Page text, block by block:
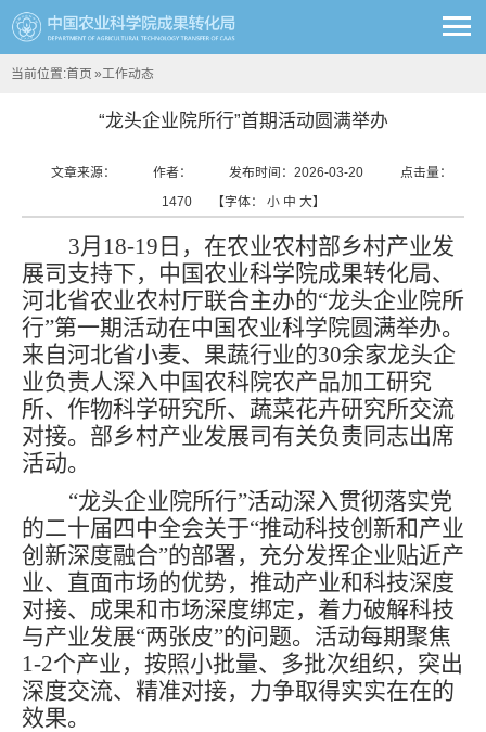
当前位置:首页 »工作动态
“龙头企业院所行”首期活动圆满举办
文章来源： 作者： 发布时间：2026-03-20
点击量：
1470
【字体： 小 中 大】
3月18-19日，在农业农村部乡村产业发
展司支持下，中国农业科学院成果转化局、
河北省农业农村厅联合主办的“龙头企业院所
行”第一期活动在中国农业科学院圆满举办。
来自河北省小麦、果蔬行业的30余家龙头企
业负责人深入中国农科院农产品加工研究
所、作物科学研究所、蔬菜花卉研究所交流
对接。部乡村产业发展司有关负责同志出席
活动。
“龙头企业院所行”活动深入贯彻落实党
的二十届四中全会关于“推动科技创新和产业
创新深度融合”的部署，充分发挥企业贴近产
业、直面市场的优势，推动产业和科技深度
对接、成果和市场深度绑定，着力破解科技
与产业发展“两张皮”的问题。活动每期聚焦
1-2个产业，按照小批量、多批次组织，突出
深度交流、精准对接，力争取得实实在在的
效果。